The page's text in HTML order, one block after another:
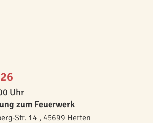
Uhr
zum Feuerwerk
Str. 14 , 45699 Herten